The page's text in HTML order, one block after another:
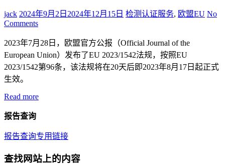
jack 2024年9月2日 2024年12月15日 检测认证服务, 欧盟EU No
Comments
2023年7月28日，欧盟官方公报（Official Journal of the
European Union）发布了EU 2023/1542法规，按照EU
2023/1542第96条，该法规将在20天后即2023年8月17日起正式
生效。
Read more
报告查询
报告查询专用链接
查找网站上的内容